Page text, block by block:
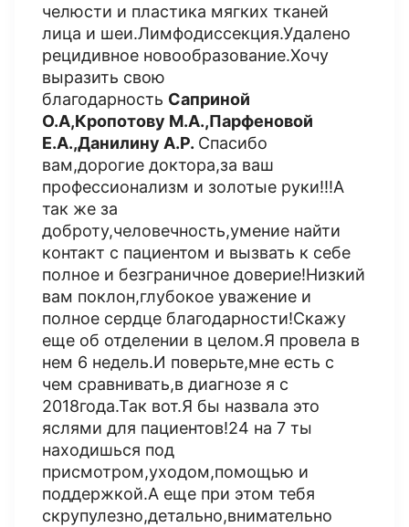
челюсти и пластика мягких тканей
лица и шеи.Лимфодиссекция.Удалено
рецидивное новообразование.Хочу
выразить свою
благодарность Саприной
О.А,Кропотову М.А.,Парфеновой
Е.А.,Данилину А.Р. Спасибо
вам,дорогие доктора,за ваш
профессионализм и золотые руки!!!А
так же за
доброту,человечность,умение найти
контакт с пациентом и вызвать к себе
полное и безграничное доверие!Низкий
вам поклон,глубокое уважение и
полное сердце благодарности!Скажу
еще об отделении в целом.Я провела в
нем 6 недель.И поверьте,мне есть с
чем сравнивать,в диагнозе я с
2018года.Так вот.Я бы назвала это
яслями для пациентов!24 на 7 ты
находишься под
присмотром,уходом,помощью и
поддержкой.А еще при этом тебя
скрупулезно,детально,внимательно